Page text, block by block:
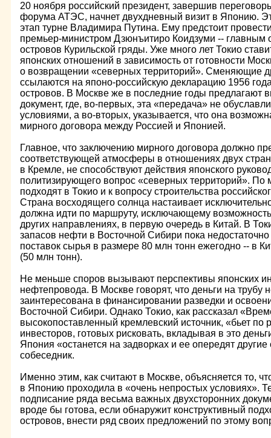
20 ноября российский президент, завершив
форума АТЭС, начнет двухдневный визит в Японию.
этап турне Владимира Путина. Ему предстоит
премьер-министром Дзюнъитиро Коидзуми -- главным
островов Курильской гряды. Уже много лет Токио
японских отношений в зависимость от готовности
о возвращении «северных территорий». Сменяющие
ссылаются на японо-российскую декларацию 1956
островов. В Москве же в последние годы предлагают
документ, где, во-первых, эта «передача» не
условиями, а во-вторых, указывается, что она
мирного договора между Россией и Японией.
Главное, что заключению мирного договора должно
соответствующей атмосферы в отношениях двух
в Кремле, не способствуют действия японского
политизирующего вопрос «северных территорий».
подходят в Токио и к вопросу строительства
Страна восходящего солнца настаивает
должна идти по маршруту, исключающему
других направлениях, в первую очередь в Китай. В
запасов нефти в Восточной Сибири пока
поставок сырья в размере 80 млн тонн ежегодно -- в
(50 млн тонн).
Не меньше споров вызывают перспективы японских
нефтепровода. В Москве говорят, что деньги на
заинтересована в финансировании разведки и
Восточной Сибири. Однако Токио, как рассказал
высокопоставленный кремлевский источник, «бьет по
инвесторов, готовых рисковать, вкладывая в это
Япония «останется на задворках и ее опередят
собеседник.
Именно этим, как считают в Москве, объясняется то,
в Японию проходила в «очень непростых условиях».
подписание ряда весьма важных двухсторонних
вроде бы готова, если обнаружит конструктивный
островов, внести ряд своих предложений по этому